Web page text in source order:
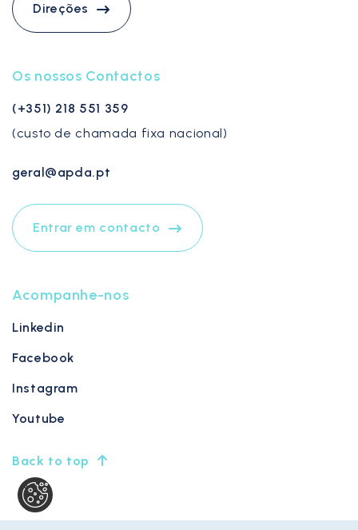
Direções
Os nossos Contactos
(+351) 218 551 359
(custo de chamada fixa nacional)
geral@apda.pt
Entrar em contacto
Acompanhe-nos
Linkedin
Facebook
Instagram
Youtube
Back to top